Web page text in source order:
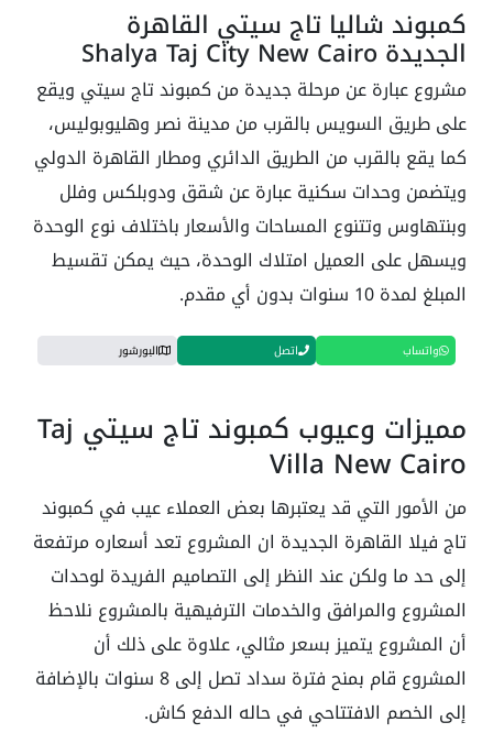
كمبوند شاليا تاج سيتي القاهرة
الجديدة Shalya Taj City New Cairo
مشروع عبارة عن مرحلة جديدة من كمبوند تاج سيتي ويقع
على طريق السويس بالقرب من مدينة نصر وهليوبوليس،
كما يقع بالقرب من الطريق الدائري ومطار القاهرة الدولي
ويتضمن وحدات سكنية عبارة عن شقق ودوبلكس وفلل
وبنتهاوس وتتنوع المساحات والأسعار باختلاف نوع الوحدة
ويسهل على العميل امتلاك الوحدة، حيث يمكن تقسيط
المبلغ لمدة 10 سنوات بدون أي مقدم.
واتساب اتصل البورشور
مميزات وعيوب كمبوند تاج سيتي Taj
Villa New Cairo
من الأمور التي قد يعتبرها بعض العملاء عيب في كمبوند
تاج فيلا القاهرة الجديدة ان المشروع تعد أسعاره مرتفعة
إلى حد ما ولكن عند النظر إلى التصاميم الفريدة لوحدات
المشروع والمرافق والخدمات الترفيهية بالمشروع نلاحظ
أن المشروع يتميز بسعر مثالي، علاوة على ذلك أن
المشروع قام بمنح فترة سداد تصل إلى 8 سنوات بالإضافة
إلى الخصم الافتتاحي في حاله الدفع كاش.